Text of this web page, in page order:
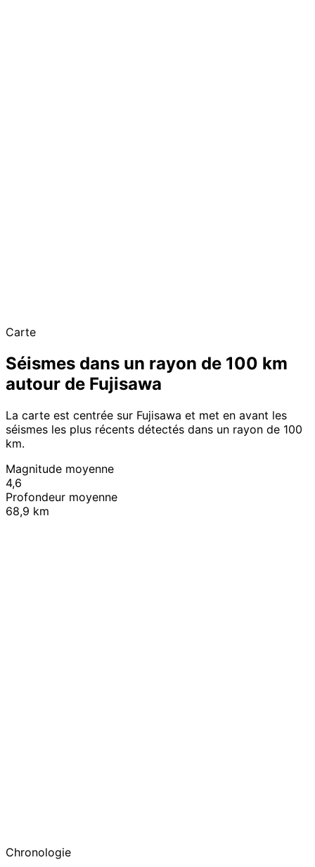
Carte
Séismes dans un rayon de 100 km
autour de Fujisawa
La carte est centrée sur Fujisawa et met en avant les
séismes les plus récents détectés dans un rayon de 100
km.
Magnitude moyenne
4,6
Profondeur moyenne
68,9 km
Chronologie